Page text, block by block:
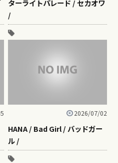
ターライトパレード / セカオワ
/
2026/07/02
HANA / Bad Girl / バッドガー
ル /